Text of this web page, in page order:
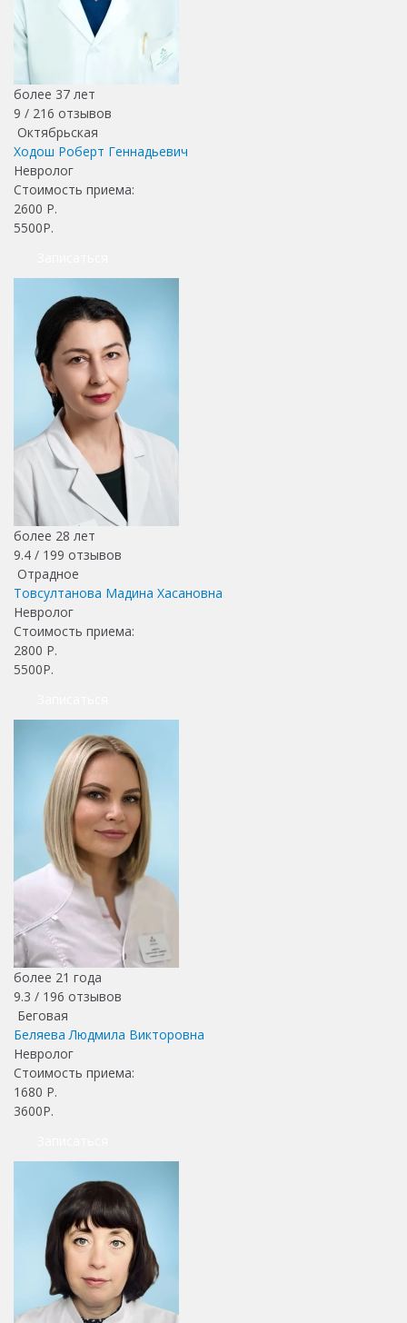
более 37 лет
9 / 216 отзывов
Октябрьская
Ходош Роберт Геннадьевич
Невролог
Стоимость приема:
2600 Р.
5500Р.
более 28 лет
9.4 / 199 отзывов
Отрадное
Товсултанова Мадина Хасановна
Невролог
Стоимость приема:
2800 Р.
5500Р.
более 21 года
9.3 / 196 отзывов
Беговая
Беляева Людмила Викторовна
Невролог
Стоимость приема:
1680 Р.
3600Р.